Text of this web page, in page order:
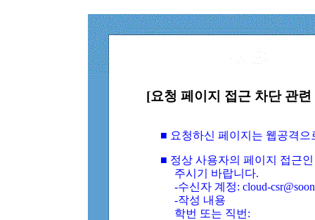
[요청 페이지 접근 차단 관
■ 요청하신 페이지는 웹공격
■ 정상 사용자의 페이지 접근
주시기 바랍니다.
-수신자 계정: cloud-
-작성 내용
학번 또는 직번: